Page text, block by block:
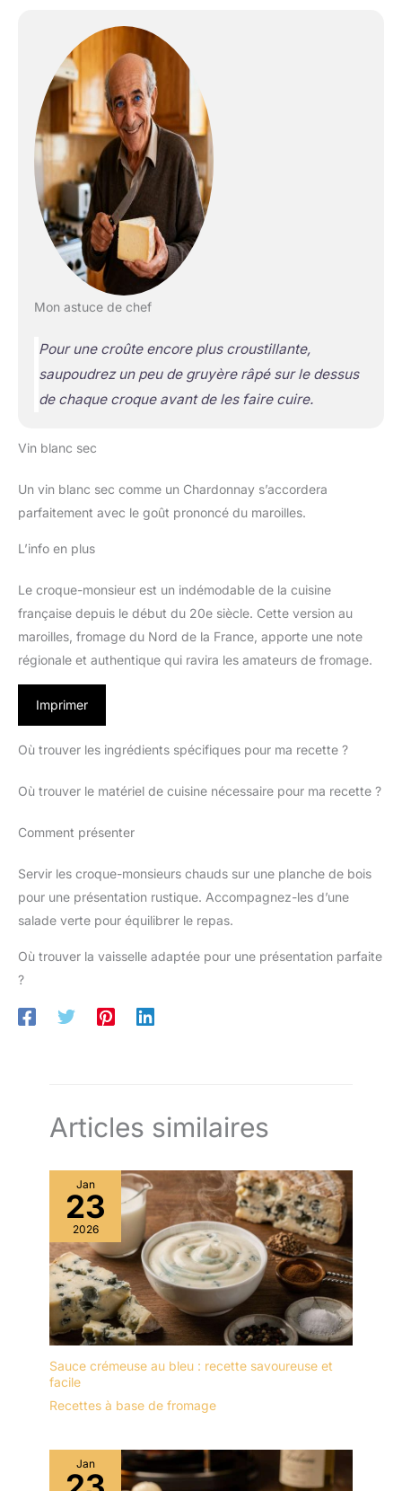
Mon astuce de chef
Pour une croûte encore plus croustillante,
saupoudrez un peu de gruyère râpé sur le dessus
de chaque croque avant de les faire cuire.
Vin blanc sec
Un vin blanc sec comme un Chardonnay s’accordera
parfaitement avec le goût prononcé du maroilles.
L’info en plus
Le croque-monsieur est un indémodable de la cuisine
française depuis le début du 20e siècle. Cette version au
maroilles, fromage du Nord de la France, apporte une note
régionale et authentique qui ravira les amateurs de fromage.
Imprimer
Où trouver les ingrédients spécifiques pour ma recette ?
Où trouver le matériel de cuisine nécessaire pour ma recette ?
Comment présenter
Servir les croque-monsieurs chauds sur une planche de bois
pour une présentation rustique. Accompagnez-les d’une
salade verte pour équilibrer le repas.
Où trouver la vaisselle adaptée pour une présentation parfaite
?
Articles similaires
Jan
23
2026
Sauce crémeuse au bleu : recette savoureuse et
facile
Recettes à base de fromage
Jan